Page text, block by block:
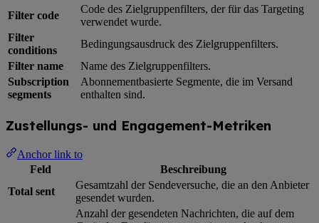
Filter code
Code des Zielgruppenfilters, der für das Targeting
verwendet wurde.
Filter
conditions
Bedingungsausdruck des Zielgruppenfilters.
Filter name
Name des Zielgruppenfilters.
Subscription
segments
Abonnementbasierte Segmente, die im Versand
enthalten sind.
Zustellungs- und Engagement-Metriken
Anchor link to
Feld
Beschreibung
Total sent
Gesamtzahl der Sendeversuche, die an den Anbieter
gesendet wurden.
Anzahl der gesendeten Nachrichten, die auf dem